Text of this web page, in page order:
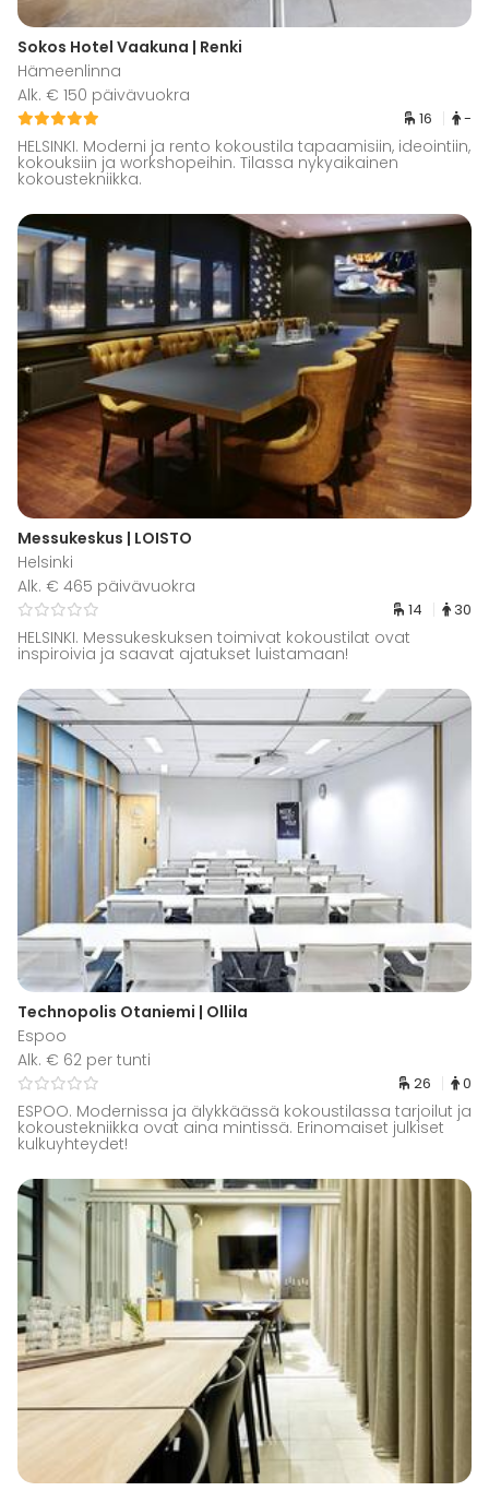
Sokos Hotel Vaakuna | Renki
Hämeenlinna
Alk. € 150 päivävuokra
16 -
HELSINKI. Moderni ja rento kokoustila tapaamisiin, ideointiin,
kokouksiin ja workshopeihin. Tilassa nykyaikainen
kokoustekniikka.
Messukeskus | LOISTO
Helsinki
Alk. € 465 päivävuokra
14 30
HELSINKI. Messukeskuksen toimivat kokoustilat ovat
inspiroivia ja saavat ajatukset luistamaan!
Technopolis Otaniemi | Ollila
Espoo
Alk. € 62 per tunti
26 0
ESPOO. Modernissa ja älykkäässä kokoustilassa tarjoilut ja
kokoustekniikka ovat aina mintissä. Erinomaiset julkiset
kulkuyhteydet!